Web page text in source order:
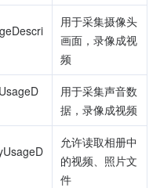
用于采集摄像头
画面，录像成视
频
用于采集声音数
据，录像成视频
允许读取相册中
的视频、照片文
件